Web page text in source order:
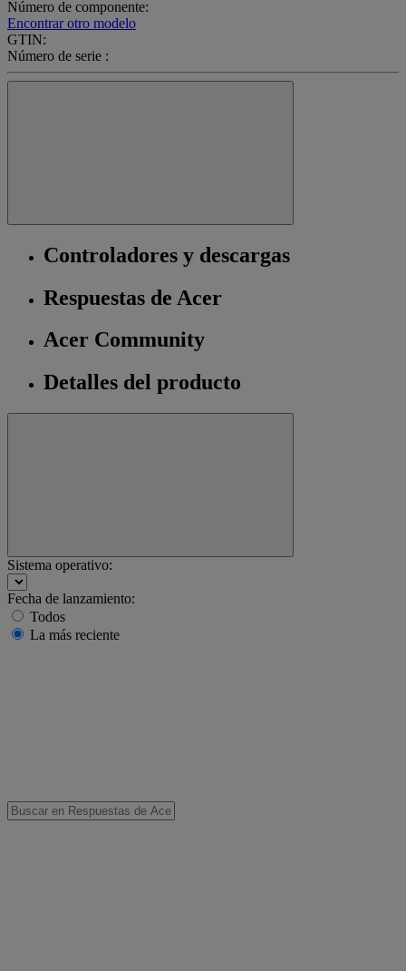
Número de componente:
Encontrar otro modelo
GTIN:
Número de serie :
Controladores y descargas
Respuestas de Acer
Acer Community
Detalles del producto
Sistema operativo:
Fecha de lanzamiento:
Todos
La más reciente